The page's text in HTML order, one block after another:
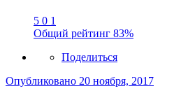
5 0 1
Общий рейтинг 83%
Поделиться
Опубликовано 20 ноября, 2017